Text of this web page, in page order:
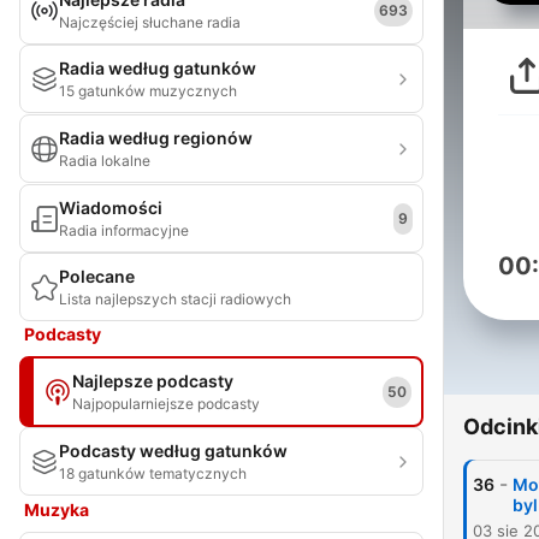
Najczęściej słuchane radia
693
Radia według gatunków
15 gatunków muzycznych
Radia według regionów
Radia lokalne
Wiadomości
Radia informacyjne
9
Polecane
Lista najlepszych stacji radiowych
Podcasty
Najlepsze podcasty
Najpopularniejsze podcasty
50
Podcasty według gatunków
18 gatunków tematycznych
Muzyka
36 -
03 sie